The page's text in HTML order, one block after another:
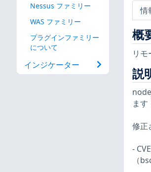
Nessus ファミリー
WAS ファミリー
プラグインファミリー
について
インジケーター
情
概
リ
説
ます
修正
-
（